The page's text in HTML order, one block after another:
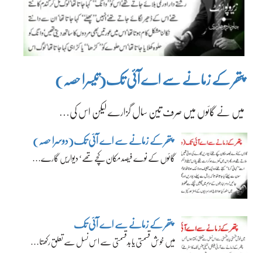
پتھر کے زمانے سے اے آئی تک(تیسرا حصہ)
میں نے گائوں میں صرف تین سال گزارے لیکن اس کی…
پتھر کے زمانے سے اے آئی تک(دوسرا حصہ)
گائوں کے نوے فیصد مکان کچے تھے‘ دیواریں گارے…
پتھر کے زمانے سے اے آئی تک
میں خوش قسمتی یا بدقسمتی سے اس نسل سے تعلق رکھتا…